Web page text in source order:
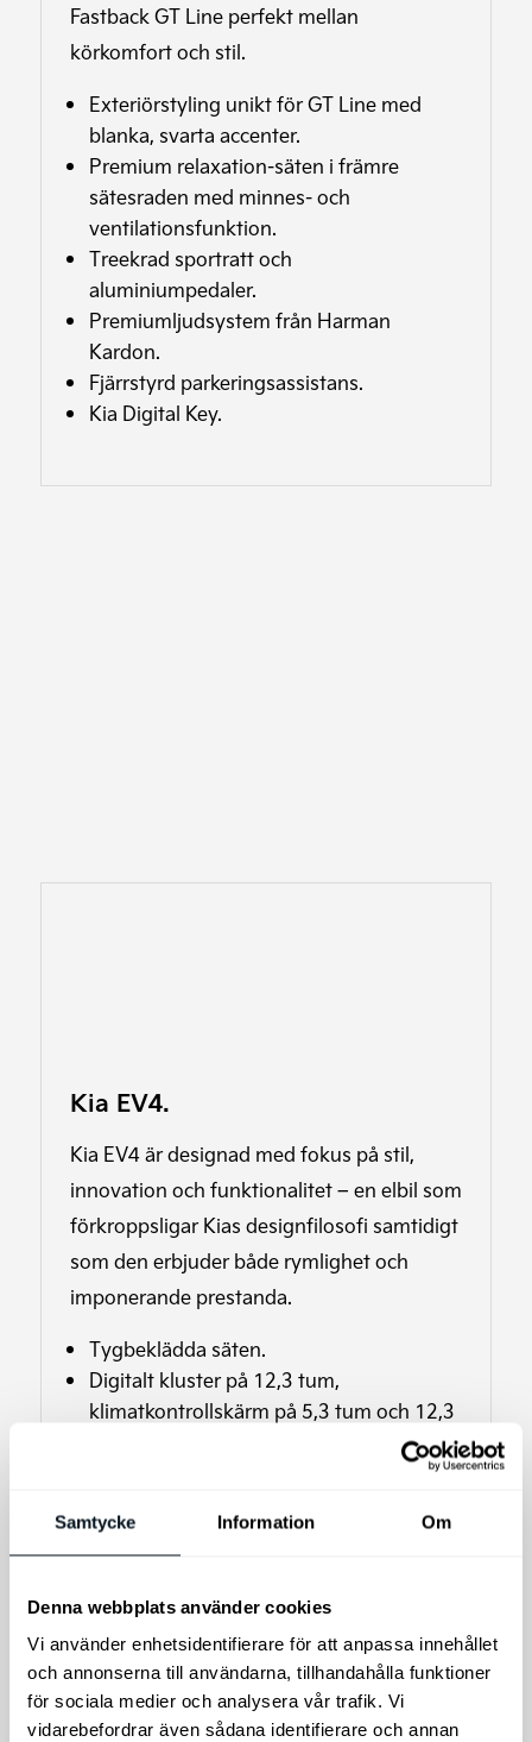
Samtycke Information Om
Denna webbplats använder cookies
Vi använder enhetsidentifierare för att anpassa innehållet
och annonserna till användarna, tillhandahålla funktioner
för sociala medier och analysera vår trafik. Vi
vidarebefordrar även sådana identifierare och annan
Fastback GT Line perfekt mellan
körkomfort och stil.
Exteriörstyling unikt för GT Line med
blanka, svarta accenter.
Premium relaxation-säten i främre
sätesraden med minnes- och
ventilationsfunktion.
Treekrad sportratt och
aluminiumpedaler.
Premiumljudsystem från Harman
Kardon.
Fjärrstyrd parkeringsassistans.
Kia Digital Key.
Kia EV4.
Kia EV4 är designad med fokus på stil,
innovation och funktionalitet – en elbil som
förkroppsligar Kias designfilosofi samtidigt
som den erbjuder både rymlighet och
imponerande prestanda.
Tygbeklädda säten.
Digitalt kluster på 12,3 tum,
klimatkontrollskärm på 5,3 tum och 12,3
baksätet.
Smart adaptiv farthållare och Highway
Driving Assist.
baklyktor.
17 tums lättmetallfälgar.
Trådlösa OTA- (over-the-air)